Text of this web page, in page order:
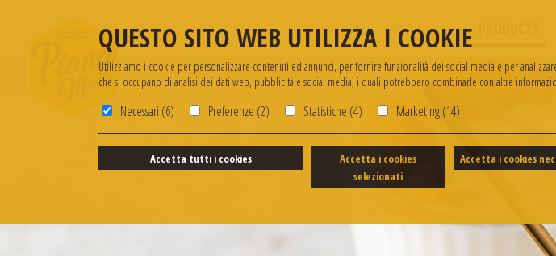
QUESTO SITO WEB UTILIZZA I COOKIE
Utilizziamo i cookie per personalizzare contenuti ed annunci, per fornire funzionalità dei social media e per
che si occupano di analisi dei dati web, pubblicità e social media, i quali potrebbero combinarle con altre
Necessari (6) Preferenze (2) Statistiche (4) Marketing (14)
Accetta tutti i cookies
Accetta i cookies
selezionati
Accetta i cookies